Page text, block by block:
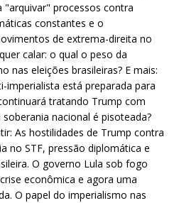
"arquivar" processos contra
constantes e o
de extrema-direita no
calar: o qual o peso da
nas eleições brasileiras? E mais:
imperialista está preparada para
tratando Trump com
nacional é pisoteada?
As hostilidades de Trump contra
no STF, pressão diplomática e
O governo Lula sob fogo
econômica e agora uma
O papel do imperialismo nas